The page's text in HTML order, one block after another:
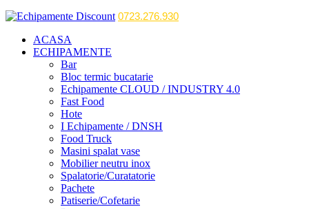
0723.276.930
ACASA
ECHIPAMENTE
Bar
Bloc termic bucatarie
Echipamente CLOUD / INDUSTRY 4.0
Fast Food
Hote
I Echipamente / DNSH
Food Truck
Masini spalat vase
Mobilier neutru inox
Spalatorie/Curatatorie
Pachete
Patiserie/Cofetarie